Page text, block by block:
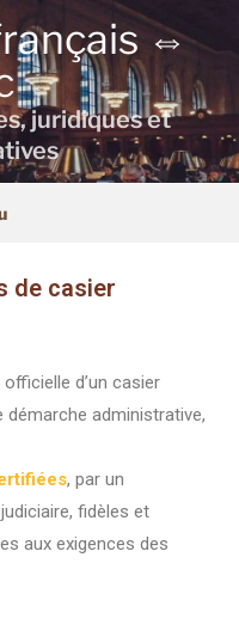
⇔
juridiques et
de casier
d’un casier
administrative,
, par un
fidèles et
aux exigences des